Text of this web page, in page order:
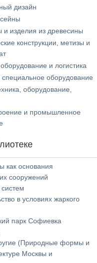
дизайн
и изделия из древесины
конструкции, метизы и
и логистика
специальное оборудование
оборудование,
и промышленное
как основания
сооружений
в условиях жаркого
парк Софиевка
(Природные формы и
Москвы и